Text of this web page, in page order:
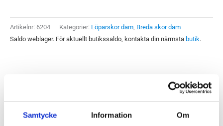
Samtycke Information Om
Dam
Artikelnr: 6204 Kategorier: Löparskor dam Breda skor dam
Saldo weblager. För aktuellt butikssaldo, kontakta din närmsta butik.
Mjuk och lätt. Det är egenskaper som vi vet uppskattas i